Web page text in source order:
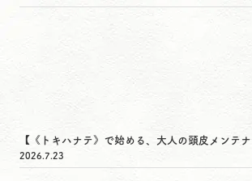
【《トキハナテ》で始める、大人の頭皮メンテナ
2026.7.23